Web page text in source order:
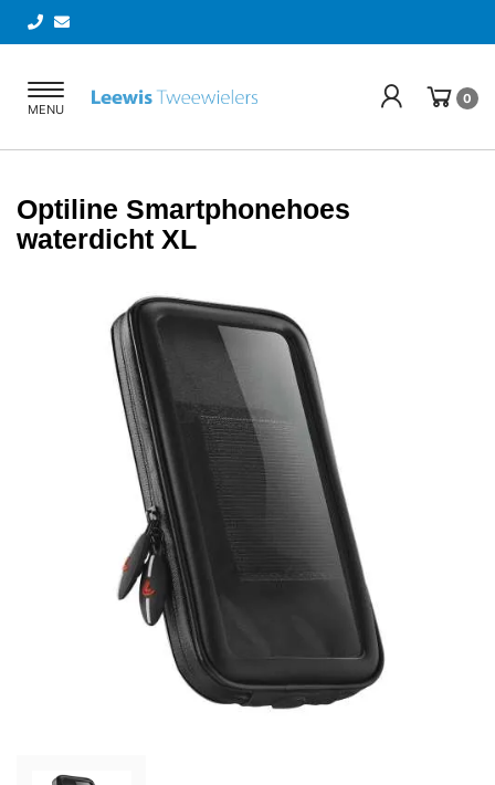
Toggle
navigation
MENU
0
Optiline Smartphonehoes
waterdicht XL